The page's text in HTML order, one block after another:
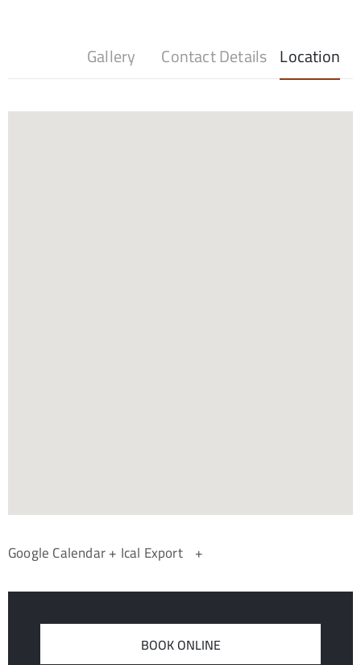
Location
Contact Details
Gallery
+ Google Calendar
+ Ical Export
BOOK ONLINE